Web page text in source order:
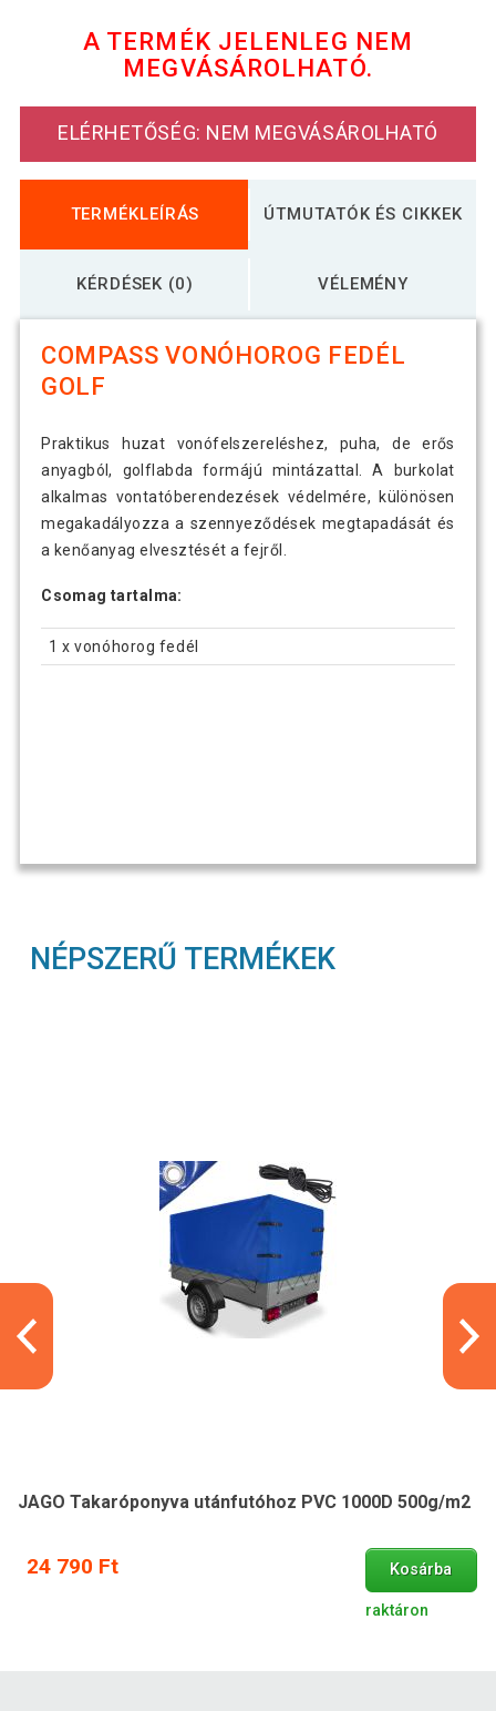
A TERMÉK JELENLEG NEM
MEGVÁSÁROLHATÓ.
ELÉRHETŐSÉG: NEM MEGVÁSÁROLHATÓ
TERMÉKLEÍRÁS ÚTMUTATÓK ÉS CIKKEK
KÉRDÉSEK (0) VÉLEMÉNY
COMPASS VONÓHOROG FEDÉL
GOLF
Praktikus huzat vonófelszereléshez, puha, de erős
anyagból, golflabda formájú mintázattal. A burkolat
alkalmas vontatóberendezések védelmére, különösen
megakadályozza a szennyeződések megtapadását és
a kenőanyag elvesztését a fejről.
Csomag tartalma:
1 x vonóhorog fedél
NÉPSZERŰ TERMÉKEK
JAGO Takaróponyva utánfutóhoz PVC 1000D 500g/m2
24 790 Ft Kosárba
raktáron